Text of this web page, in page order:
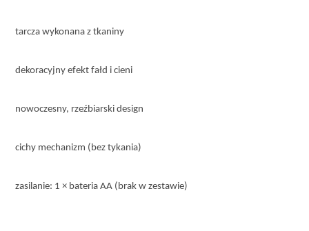
tarcza wykonana z tkaniny
dekoracyjny efekt fałd i cieni
nowoczesny, rzeźbiarski design
cichy mechanizm (bez tykania)
zasilanie: 1 × bateria AA (brak w zestawie)